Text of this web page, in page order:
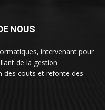
NOUS
intervenant pour
de la gestion
des couts et refonte des